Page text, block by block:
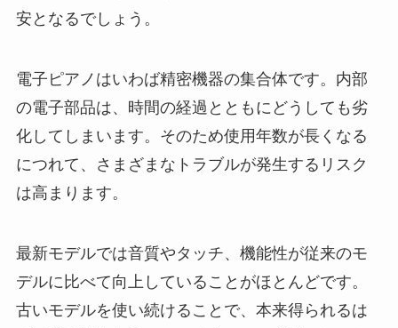
安となるでしょう。
電子ピアノはいわば精密機器の集合体です。内部
の電子部品は、時間の経過とともにどうしても劣
化してしまいます。そのため使用年数が長くなる
につれて、さまざまなトラブルが発生するリスク
は高まります。
最新モデルでは音質やタッチ、機能性が従来のモ
デルに比べて向上していることがほとんどです。
古いモデルを使い続けることで、本来得られるは